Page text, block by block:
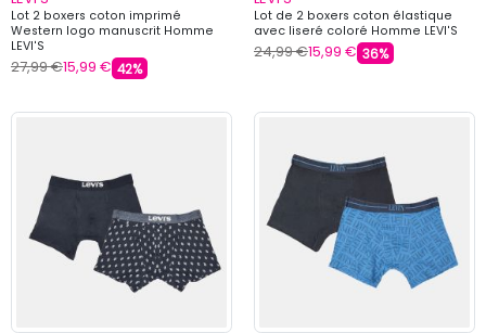
Lot 2 boxers coton imprimé
Western logo manuscrit Homme
LEVI'S
27,99 €15,99 € 42%
Lot de 2 boxers coton élastique
avec liseré coloré Homme LEVI'S
24,99 €15,99 € 36%